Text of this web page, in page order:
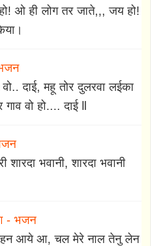
ओ ही लोग तर जाते,,, जय हो!
दाई, महू तोर दुलरवा लईका
वो हो.... दाई ll
शारदा भवानी, शारदा भवानी
- भजन
आये आ, चल मेरे नाल तेनु लेन